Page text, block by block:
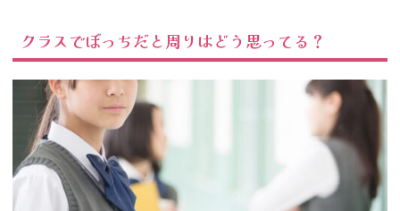
を興味を持
って聞く
みを整える
06. 子どもがぼっ
ちでいるときの
親の対応
07. クラスでぼっ
ちでいてもうざ
クラスでぼっちだと周りはどう思ってる？